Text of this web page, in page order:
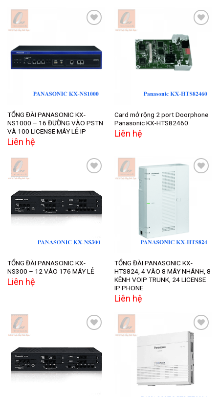
Add to
wishlist
TỔNG ĐÀI PANASONIC KX-
NS1000 – 16 ĐƯỜNG VÀO PSTN
VÀ 100 LICENSE MÁY LẺ IP
Liên hệ
Add to
wishlist
Card mở rộng 2 port Doorphone
Panasonic KX-HTS82460
Liên hệ
Add to
wishlist
TỔNG ĐÀI PANASONIC KX-
NS300 – 12 VÀO 176 MÁY LẺ
Liên hệ
TỔNG ĐÀI PANASONIC KX-
HTS824, 4 VÀO 8 MÁY NHÁNH, 8
KÊNH VOIP TRUNK, 24 LICENSE
IP PHONE
Liên hệ
Add to
wishlist
Add to
wishlist